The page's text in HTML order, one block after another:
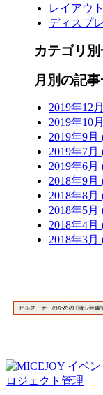
レイアウ
ディスプ
カテゴリ
月別の記
2019年12
2019年10
2019年9月
2019年7月
2019年6月
2018年9月
2018年8月
2018年5月
2018年4月
2018年3月